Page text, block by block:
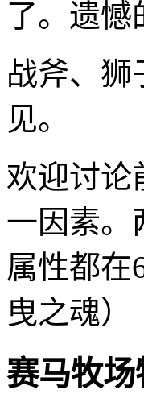
了。遗憾
战斧、狮
见。
欢迎讨论
一因素。
属性都在
曳之魂）
赛马牧